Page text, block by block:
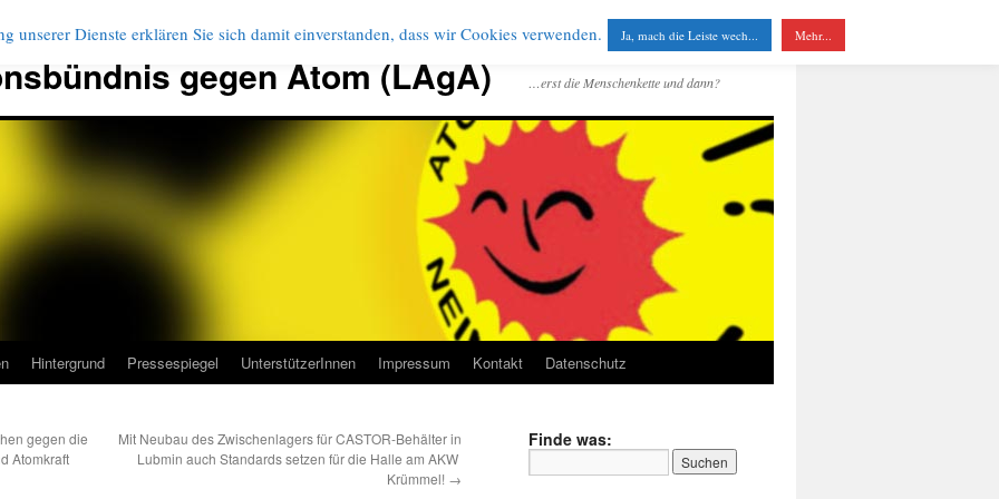
gegen Atom (LAgA) …erst die Menschenkette und dann?
Hintergrund Pressespiegel UnterstützerInnen Impressum Kontakt Datenschutz
gegen die
Atomkraft
Mit Neubau des Zwischenlagers für CASTOR-Behälter in
Lubmin auch Standards setzen für die Halle am AKW
Krümmel! →
Finde was:
unserer Dienste erklären Sie sich damit einverstanden, dass wir Cookies verwenden. Ja, mach die Leiste wech... Mehr...